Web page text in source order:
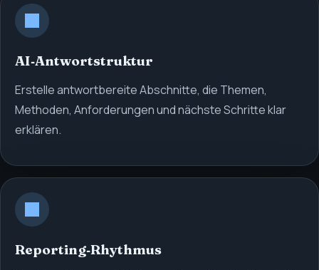
AI‑Antwortstruktur
Erstelle antwortbereite Abschnitte, die Themen,
Methoden, Anforderungen und nächste Schritte klar
erklären.
Reporting‑Rhythmus